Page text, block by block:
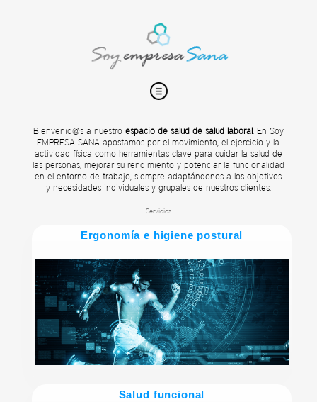
Bienvenid@s a nuestro espacio de salud de salud laboral. En Soy
EMPRESA SANA apostamos por el movimiento, el ejercicio y la
actividad física como herramientas clave para cuidar la salud de
las personas, mejorar su rendimiento y potenciar la funcionalidad
en el entorno de trabajo, siempre adaptándonos a los objetivos
y necesidades individuales y grupales de nuestros clientes.
Servicios
Ergonomía e higiene postural
Salud funcional